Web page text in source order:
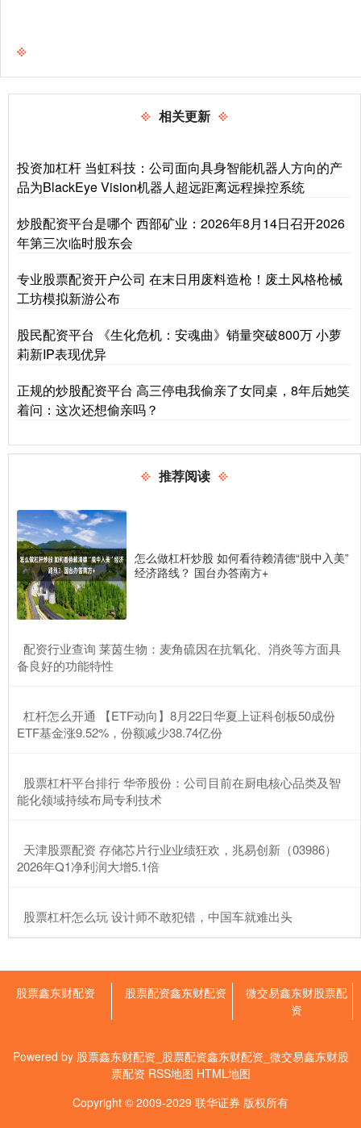
相关更新
投资加杠杆 当虹科技：公司面向具身智能机器人方向的产
品为BlackEye Vision机器人超远距离远程操控系统
炒股配资平台是哪个 西部矿业：2026年8月14日召开2026
年第三次临时股东会
专业股票配资开户公司 在末日用废料造枪！废土风格枪械
工坊模拟新游公布
股民配资平台 《生化危机：安魂曲》销量突破800万 小萝
莉新IP表现优异
正规的炒股配资平台 高三停电我偷亲了女同桌，8年后她笑
着问：这次还想偷亲吗？
推荐阅读
怎么做杠杆炒股 如何看待赖清德“脱中入美”
经济路线？ 国台办答南方+
​配资行业查询 莱茵生物：麦角硫因在抗氧化、消炎等方面具
备良好的功能特性
​杠杆怎么开通 【ETF动向】8月22日华夏上证科创板50成份
ETF基金涨9.52%，份额减少38.74亿份
​股票杠杆平台排行 华帝股份：公司目前在厨电核心品类及智
能化领域持续布局专利技术
​天津股票配资 存储芯片行业业绩狂欢，兆易创新（03986）
2026年Q1净利润大增5.1倍
​股票杠杆怎么玩 设计师不敢犯错，中国车就难出头
股票鑫东财配资 股票配资鑫东财配资
微交易鑫东财股票配
资
Powered by 股票鑫东财配资_股票配资鑫东财配资_微交易鑫东财股
票配资 RSS地图 HTML地图
Copyright © 2009-2029 联华证券 版权所有